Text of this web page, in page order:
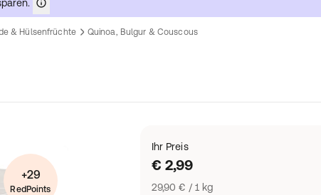
& Hülsenfrüchte Quinoa, Bulgur & Couscous
+29
RedPoints
Ihr Preis
€ 2,99
29,90 € / 1 kg